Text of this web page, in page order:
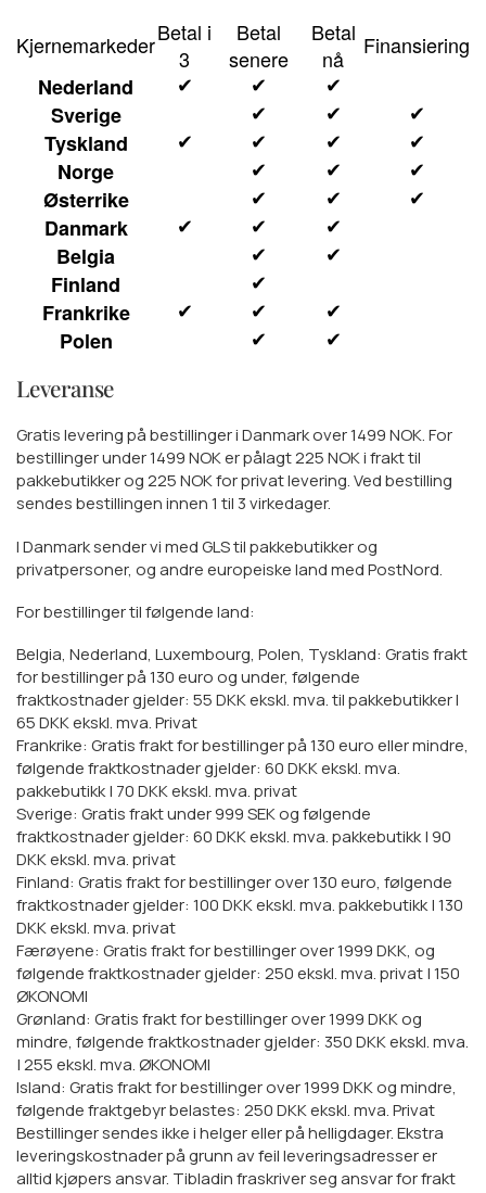
KjernemarkederBetal i
3
Betal
senere
Betal
nå
Finansiering
Nederland
✔ ✔ ✔
Sverige ✔ ✔ ✔
Tyskland ✔ ✔ ✔ ✔
Norge ✔ ✔ ✔
Østerrike ✔ ✔ ✔
Danmark ✔ ✔ ✔
Belgia ✔ ✔
Finland ✔
Frankrike ✔ ✔ ✔
Polen ✔ ✔
Leveranse
Gratis levering på bestillinger i Danmark over1499 NOK. For
bestillinger under1499 NOKer pålagt225 NOKi frakt til
pakkebutikker og225 NOKfor privat levering. Ved bestilling
sendes bestillingen innen 1 til 3 virkedager.
I Danmark sender vi med GLS til pakkebutikker og
privatpersoner, og andre europeiske land med PostNord.
For bestillinger til følgende land:
Belgia, Nederland, Luxembourg, Polen, Tyskland: Gratis frakt
for bestillinger på 130 euro og under, følgende
fraktkostnader gjelder: 55 DKK ekskl. mva. til pakkebutikker I
65 DKK ekskl. mva. Privat
Frankrike: Gratis frakt for bestillinger på 130 euro eller mindre,
følgende fraktkostnader gjelder: 60 DKK ekskl. mva.
pakkebutikk | 70 DKK ekskl. mva. privat
Sverige: Gratis frakt under 999 SEK og følgende
fraktkostnader gjelder: 60 DKK ekskl. mva. pakkebutikk | 90
DKK ekskl. mva. privat
Finland: Gratis frakt for bestillinger over 130 euro, følgende
fraktkostnader gjelder: 100 DKK ekskl. mva. pakkebutikk | 130
DKK ekskl. mva. privat
Færøyene: Gratis frakt for bestillinger over 1999 DKK, og
følgende fraktkostnader gjelder: 250 ekskl. mva. privat | 150
ØKONOMI
Grønland: Gratis frakt for bestillinger over 1999 DKK og
mindre, følgende fraktkostnader gjelder: 350 DKK ekskl. mva.
| 255 ekskl. mva. ØKONOMI
Island: Gratis frakt for bestillinger over 1999 DKK og mindre,
følgende fraktgebyr belastes: 250 DKK ekskl. mva. Privat
Bestillinger sendes ikke i helger eller på helligdager. Ekstra
leveringskostnader på grunn av feil leveringsadresser er
alltid kjøpers ansvar. Tibladin fraskriver seg ansvar for frakt